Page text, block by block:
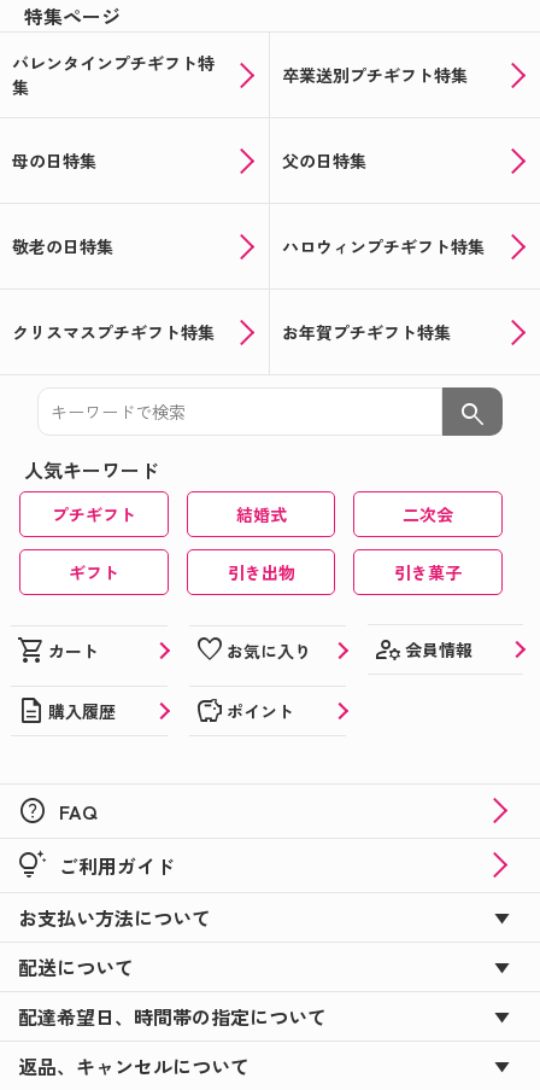
特集ページ
バレンタインプチギフト特
集
卒業送別プチギフト特集
母の日特集 父の日特集
敬老の日特集 ハロウィンプチギフト特集
クリスマスプチギフト特集 お年賀プチギフト特集
search
人気キーワード
プチギフト 結婚式 二次会
ギフト 引き出物 引き菓子
shopping_cart カート favorite お気に入り manage_accounts 会員情報
description 購入履歴 savings ポイント
help FAQ
tips_and_updates ご利用ガイド
お支払い方法について
配送について
配達希望日、時間帯の指定について
返品、キャンセルについて